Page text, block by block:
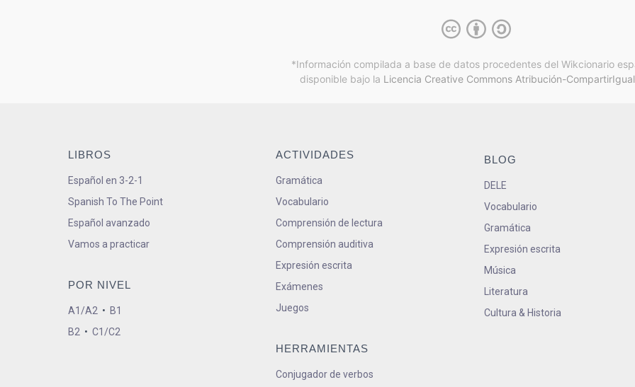
*Información compilada a base de datos procedentes del Wikcionario
disponible bajo la Licencia Creative Commons Atribución-
LIBROS
Español en 3-2-1
Spanish To The Point
Español avanzado
Vamos a practicar
POR NIVEL
A1/A2 • B1
B2 • C1/C2
ACTIVIDADES
Gramática
Vocabulario
Comprensión de lectura
Comprensión auditiva
Expresión escrita
Exámenes
Juegos
HERRAMIENTAS
Conjugador de verbos
BLOG
DELE
Vocabulario
Gramática
Expresión escrita
Música
Literatura
Cultura & Historia